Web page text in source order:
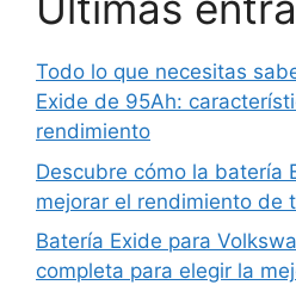
Todo lo que necesitas
Exide de 95Ah:
rendimiento
Descubre cómo la batería
mejorar el rendimiento de
Batería Exide para
completa para elegir la